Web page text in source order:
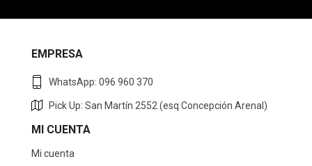
EMPRESA
WhatsApp: 096 960 370
Pick Up: San Martín 2552 (esq Concepción Arenal)
MI CUENTA
Mi cuenta